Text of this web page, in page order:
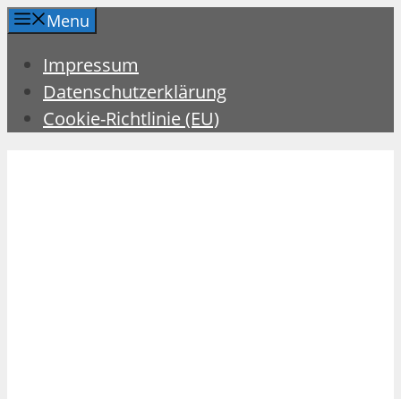
Zum
springen
Menu
Impressum
Datenschutzerklärung
Cookie-Richtlinie (EU)